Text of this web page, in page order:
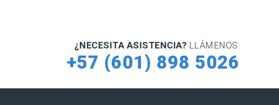
¿NECESITA ASISTENCIA? LLÁMENOS:
+57 (601) 898 5026